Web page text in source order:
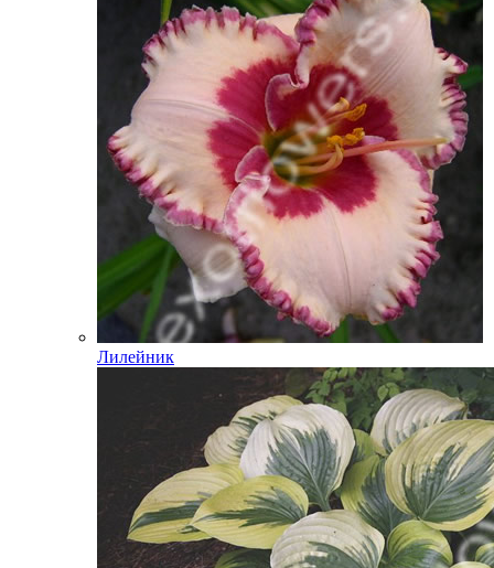
Лилейник